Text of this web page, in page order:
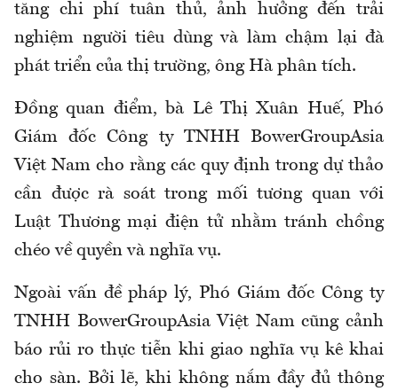
tăng chi phí tuân thủ, ảnh hưởng đến trải
nghiệm người tiêu dùng và làm chậm lại đà
phát triển của thị trường, ông Hà phân tích.
Đồngquan điểm, bà Lê Thị Xuân Huế, Phó
Giám đốc Công ty TNHH BowerGroupAsia
Việt Nam cho rằng các quy định trong dự thảo
cần được rà soát trong mối tương quan với
Luật Thương mại điện tử nhằm tránh chồng
chéo về quyền và nghĩa vụ.
Ngoài vấn đề pháp lý, Phó Giám đốc Công ty
TNHH BowerGroupAsia Việt Nam cũng cảnh
báo rủi ro thực tiễn khi giao nghĩa vụ kê khai
cho sàn. Bởi lẽ, khi không nắm đầy đủ thông